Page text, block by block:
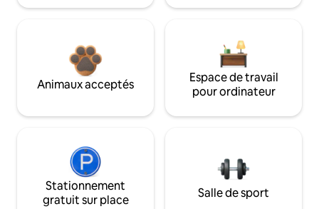
Animaux acceptés
Espace de travail
pour ordinateur
Stationnement
gratuit sur place
Salle de sport